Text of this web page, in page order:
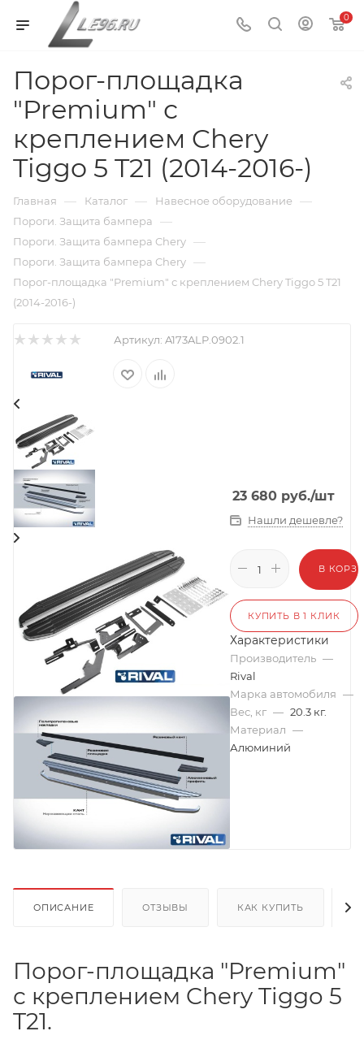
0
Порог-площадка
"Premium" с
креплением Chery
Tiggo 5 T21 (2014-2016-)
Главная — Каталог — Навесное оборудование —
Пороги. Защита бампера —
Пороги. Защита бампера Chery —
Пороги. Защита бампера Chery —
Порог-площадка "Premium" с креплением Chery Tiggo 5 T21
(2014-2016-)
Артикул: A173ALP.0902.1
23 680 руб./шт
Нашли дешевле?
В
КУПИТЬ В 1 КЛИК
Характеристики
Производитель —
Rival
Марка автомобиля —
Вес, кг — 20.3 кг.
Материал —
Алюминий
ОПИСАНИЕ ОТЗЫВЫ КАК КУПИТЬ
Порог-площадка "Premium"
с креплением Chery Tiggo 5
T21.